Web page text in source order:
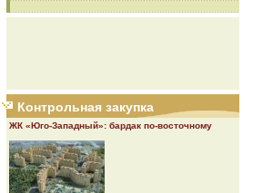
Контрольная закупка
ЖК «Юго-Западный»: бардак по-восточному